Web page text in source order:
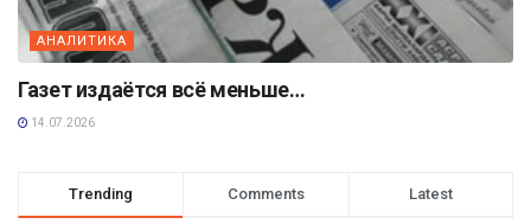
АНАЛИТИКА
Газет издаётся всё меньше…
14.07.2026
Trending Comments Latest